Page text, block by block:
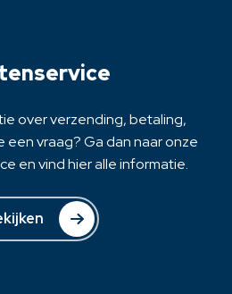
over verzending, betaling,
een vraag? Ga dan naar onze
en vind hier alle informatie.